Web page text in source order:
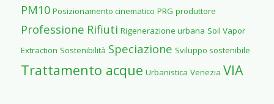
PM10 Posizionamento cinematico PRG produttore
Professione Rifiuti Rigenerazione urbana Soil Vapor
Extraction Sostenibilità Speciazione Sviluppo sostenibile
Trattamento acque Urbanistica Venezia VIA